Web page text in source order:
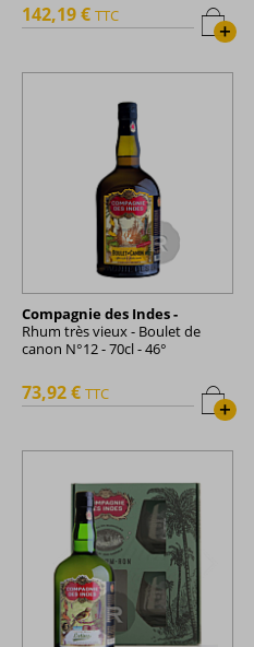
+
142,19 € TTC
Compagnie des Indes -
Rhum très vieux - Boulet de
canon N°12 - 70cl - 46°
+
73,92 € TTC